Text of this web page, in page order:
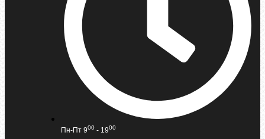
Пн-Пт 900 - 1900